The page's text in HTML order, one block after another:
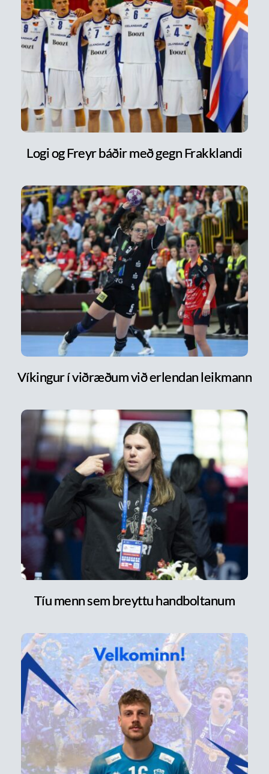
Logi og Freyr báðir með gegn Frakklandi
Víkingur í viðræðum við erlendan leikmann
Tíu menn sem breyttu handboltanum